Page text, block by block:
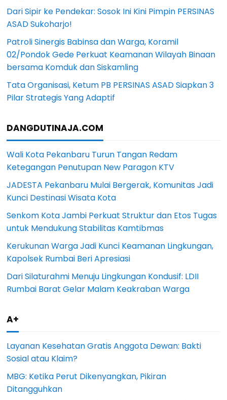
Dari Sipir ke Pendekar: Sosok Ini Kini Pimpin PERSINAS
ASAD Sukoharjo!
Patroli Sinergis Babinsa dan Warga, Koramil
02/Pondok Gede Perkuat Keamanan Wilayah Binaan
bersama Komduk dan Siskamling
Tata Organisasi, Ketum PB PERSINAS ASAD Siapkan 3
Pilar Strategis Yang Adaptif
DANGDUTINAJA.COM
Wali Kota Pekanbaru Turun Tangan Redam
Ketegangan Penutupan New Paragon KTV
JADESTA Pekanbaru Mulai Bergerak, Komunitas Jadi
Kunci Destinasi Wisata Kota
Senkom Kota Jambi Perkuat Struktur dan Etos Tugas
untuk Mendukung Stabilitas Kamtibmas
Kerukunan Warga Jadi Kunci Keamanan Lingkungan,
Kapolsek Rumbai Beri Apresiasi
Dari Silaturahmi Menuju Lingkungan Kondusif: LDII
Rumbai Barat Gelar Malam Keakraban Warga
A+
Layanan Kesehatan Gratis Anggota Dewan: Bakti
Sosial atau Klaim?
MBG: Ketika Perut Dikenyangkan, Pikiran
Ditangguhkan